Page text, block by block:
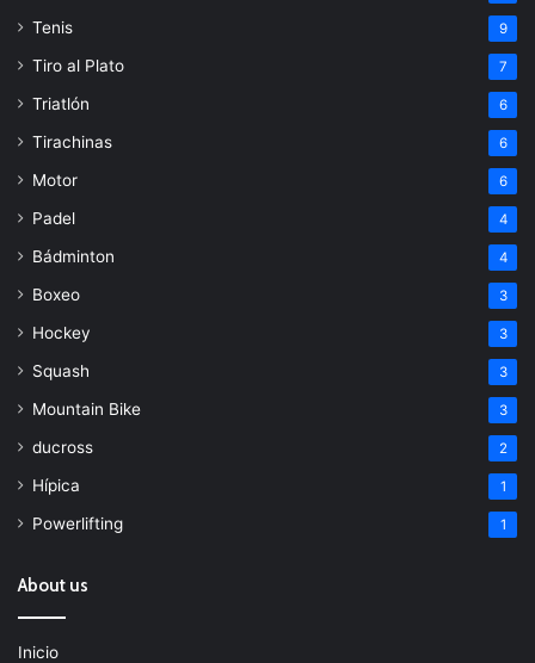
Tenis 9
Tiro al Plato 7
Triatlón 6
Tirachinas 6
Motor 6
Padel 4
Bádminton 4
Boxeo 3
Hockey 3
Squash 3
Mountain Bike 3
ducross 2
Hípica 1
Powerlifting 1
About us
Inicio